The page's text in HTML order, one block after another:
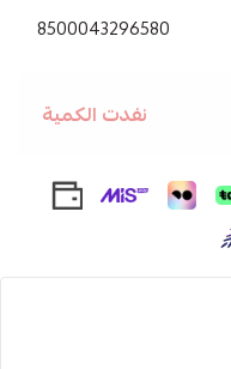
8500043296580
نفدت الكمية